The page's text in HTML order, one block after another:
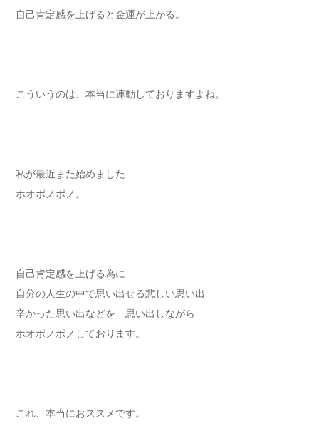
自己肯定感を上げると金運が上がる。
こういうのは、本当に連動しておりますよね。
私が最近また始めました
ホオポノポノ。
自己肯定感を上げる為に
自分の人生の中で思い出せる悲しい思い出
辛かった思い出などを 思い出しながら
ホオポノポノしております。
これ、本当におススメです。